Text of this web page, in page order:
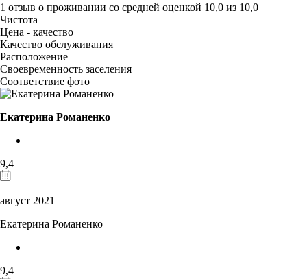
1 отзыв о проживании со средней оценкой 10,0 из 10,0
Чистота
Цена - качество
Качество обслуживания
Расположение
Своевременность заселения
Соответствие фото
Екатерина Романенко
9,4
август 2021
Екатерина Романенко
9,4